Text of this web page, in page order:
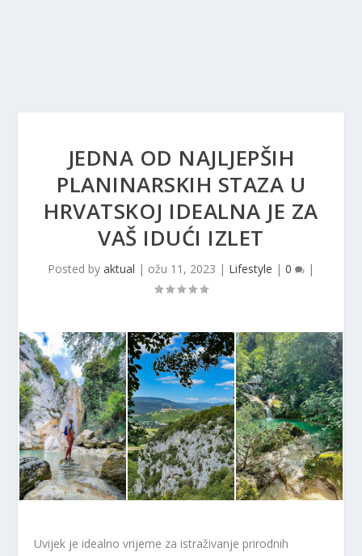
JEDNA OD NAJLJEPŠIH
PLANINARSKIH STAZA U
HRVATSKOJ IDEALNA JE ZA
VAŠ IDUĆI IZLET
Posted by aktual | ožu 11, 2023 | Lifestyle | 0 |
Uvijek je idealno vrijeme za istraživanje prirodnih